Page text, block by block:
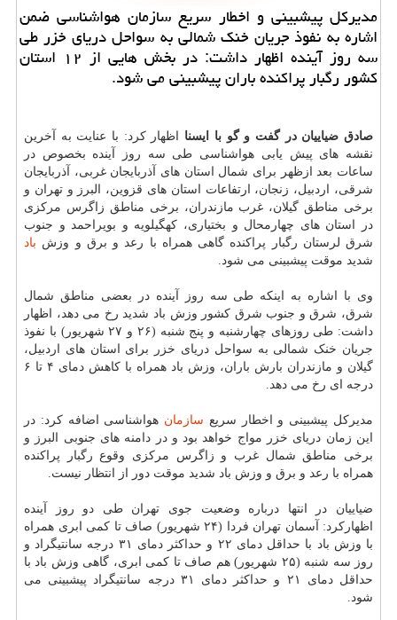
مدیركل پیشبینی و اخطار سریع سازمان هواشناسی ضمن
اشاره به نفوذ جریان خنك شمالی به سواحل دریای خزر طی
سه روز آینده اظهار داشت: در بخش هایی از ۱۲ استان
كشور رگبار پراكنده باران پیشبینی می شود.
صادق ضیاییان در گفت و گو با ایسنا اظهار کرد: با عنایت به آخرین
نقشه های پیش یابی هواشناسی طی سه روز آینده بخصوص در
ساعات بعد ازظهر برای شمال استان های آذربایجان غربی، آذربایجان
شرقی، اردبیل، زنجان، ارتفاعات استان های قزوین، البرز و تهران و
برخی مناطق گیلان، غرب مازندران، برخی مناطق زاگرس مرکزی
در استان های چهارمحال و بختیاری، کهگیلویه و بویراحمد و جنوب
شرق لرستان رگبار پراکنده گاهی همراه با رعد و برق و وزش باد
شدید موقت پیشبینی می شود.
وی با اشاره به اینکه طی سه روز آینده در بعضی مناطق شمال
شرق، شرق و جنوب شرق کشور وزش باد شدید رخ می دهد، اظهار
داشت: طی روزهای چهارشنبه و پنج شنبه (۲۶ و ۲۷ شهریور) با نفوذ
جریان خنک شمالی به سواحل دریای خزر برای استان های اردبیل،
گیلان و مازندران بارش باران، وزش باد همراه با کاهش دمای ۴ تا ۶
درجه ای رخ می دهد.
مدیرکل پیشبینی و اخطار سریع سازمان هواشناسی اضافه کرد: در
این زمان دریای خزر مواج خواهد بود و در دامنه های جنوبی البرز و
برخی مناطق شمال غرب و زاگرس مرکزی وقوع رگبار پراکنده
همراه با رعد و برق و وزش باد شدید موقت دور از انتظار نیست.
ضیاییان در انتها درباره وضعیت جوی تهران طی دو روز آینده
اظهارکرد: آسمان تهران فردا (۲۴ شهریور) صاف تا کمی ابری همراه
با وزش باد با حداقل دمای ۲۲ و حداکثر دمای ۳۱ درجه سانتیگراد و
روز سه شنبه (۲۵ شهریور) هم صاف تا کمی ابری، گاهی وزش باد با
حداقل دمای ۲۱ و حداکثر دمای ۳۱ درجه سانتیگراد پیشبینی می
شود.